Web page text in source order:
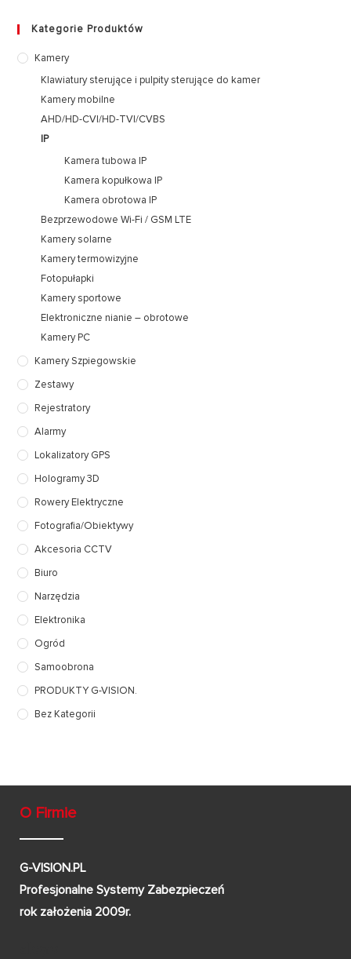
Kategorie Produktów
Kamery
Klawiatury sterujące i pulpity sterujące do kamer
Kamery mobilne
AHD/HD-CVI/HD-TVI/CVBS
IP
Kamera tubowa IP
Kamera kopułkowa IP
Kamera obrotowa IP
Bezprzewodowe Wi-Fi / GSM LTE
Kamery solarne
Kamery termowizyjne
Fotopułapki
Kamery sportowe
Elektroniczne nianie – obrotowe
Kamery PC
Kamery Szpiegowskie
Zestawy
Rejestratory
Alarmy
Lokalizatory GPS
Hologramy 3D
Rowery Elektryczne
Fotografia/Obiektywy
Akcesoria CCTV
Biuro
Narzędzia
Elektronika
Ogród
Samoobrona
PRODUKTY G-VISION.
Bez Kategorii
O Firmie
G-VISION.PL
Profesjonalne Systemy Zabezpieczeń
rok założenia 2009r.